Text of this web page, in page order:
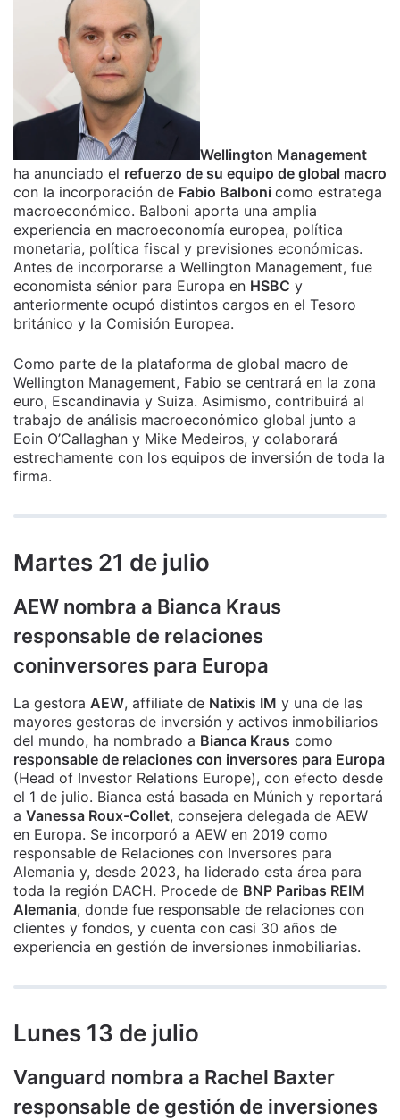
Wellington Management
ha anunciado el refuerzo de su equipo de global macro
con la incorporación de Fabio Balboni como estratega
macroeconómico. Balboni aporta una amplia
experiencia en macroeconomía europea, política
monetaria, política fiscal y previsiones económicas.
Antes de incorporarse a Wellington Management, fue
economista sénior para Europa en HSBC y
anteriormente ocupó distintos cargos en el Tesoro
británico y la Comisión Europea.
Como parte de la plataforma de global macro de
Wellington Management, Fabio se centrará en la zona
euro, Escandinavia y Suiza. Asimismo, contribuirá al
trabajo de análisis macroeconómico global junto a
Eoin O’Callaghan y Mike Medeiros, y colaborará
estrechamente con los equipos de inversión de toda la
firma.
Martes 21 de julio
AEW nombra a Bianca Kraus
responsable de relaciones
coninversores para Europa
La gestora AEW, affiliate de Natixis IM y una de las
mayores gestoras de inversión y activos inmobiliarios
del mundo, ha nombrado a Bianca Kraus como
responsable de relaciones con inversores para Europa
(Head of Investor Relations Europe), con efecto desde
el 1 de julio. Bianca está basada en Múnich y reportará
a Vanessa Roux-Collet, consejera delegada de AEW
en Europa. Se incorporó a AEW en 2019 como
responsable de Relaciones con Inversores para
Alemania y, desde 2023, ha liderado esta área para
toda la región DACH. Procede de BNP Paribas REIM
Alemania, donde fue responsable de relaciones con
clientes y fondos, y cuenta con casi 30 años de
experiencia en gestión de inversiones inmobiliarias.
Lunes 13 de julio
Vanguard nombra a Rachel Baxter
responsable de gestión de inversiones